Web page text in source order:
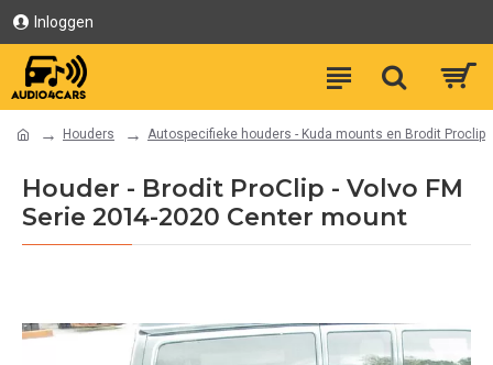
Inloggen
Houders Autospecifieke houders - Kuda mounts en Brodit Proclip
Houder - Brodit ProClip - Volvo FM
Serie 2014-2020 Center mount